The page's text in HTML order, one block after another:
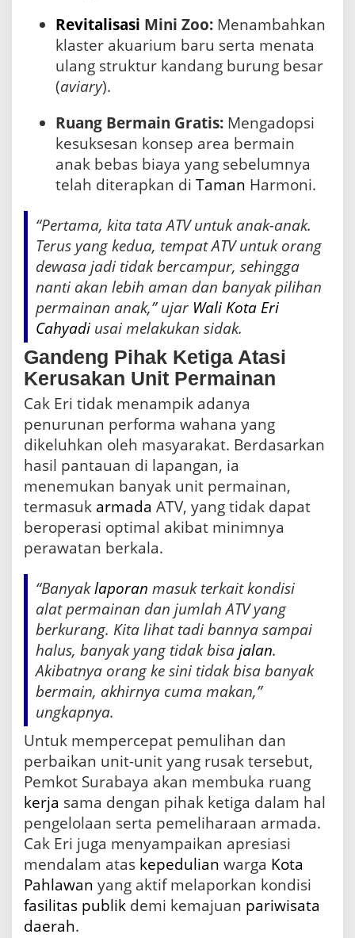
Revitalisasi Mini Zoo: Menambahkan
klaster akuarium baru serta menata
ulang struktur kandang burung besar
(aviary).
Ruang Bermain Gratis: Mengadopsi
kesuksesan konsep area bermain
anak bebas biaya yang sebelumnya
telah diterapkan di Taman Harmoni.
“Pertama, kita tata ATV untuk anak-anak.
Terus yang kedua, tempat ATV untuk orang
dewasa jadi tidak bercampur, sehingga
nanti akan lebih aman dan banyak pilihan
permainan anak,” ujar Wali Kota Eri
Cahyadi usai melakukan sidak.
Gandeng Pihak Ketiga Atasi
Kerusakan Unit Permainan
Cak Eri tidak menampik adanya
penurunan performa wahana yang
dikeluhkan oleh masyarakat. Berdasarkan
hasil pantauan di lapangan, ia
menemukan banyak unit permainan,
termasuk armada ATV, yang tidak dapat
beroperasi optimal akibat minimnya
perawatan berkala.
“Banyaklaporan masuk terkait kondisi
alat permainan dan jumlah ATV yang
berkurang. Kita lihat tadi bannya sampai
halus, banyak yang tidak bisajalan.
Akibatnya orang ke sini tidak bisa banyak
bermain, akhirnya cuma makan,”
ungkapnya.
Untuk mempercepat pemulihan dan
perbaikan unit-unit yang rusak tersebut,
Pemkot Surabaya akan membuka ruang
kerja sama dengan pihak ketiga dalam hal
pengelolaan serta pemeliharaan armada.
Cak Eri juga menyampaikan apresiasi
mendalam atas kepedulian warga Kota
Pahlawan yang aktif melaporkan kondisi
fasilitas publik demi kemajuan pariwisata
daerah.